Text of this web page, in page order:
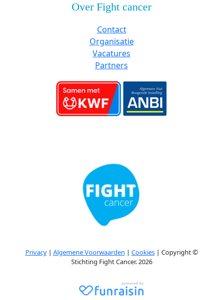
Over Fight cancer
Contact
Organisatie
Vacatures
Partners
Privacy| Algemene Voorwaarden | Cookies| Copyright ©
Stichting Fight Cancer. 2026